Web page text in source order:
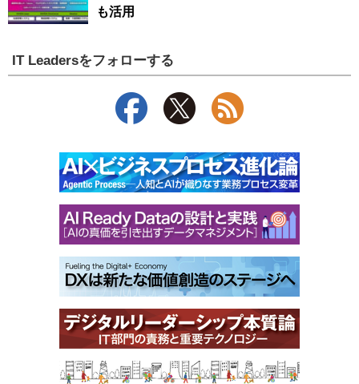
も活用
IT Leadersをフォローする